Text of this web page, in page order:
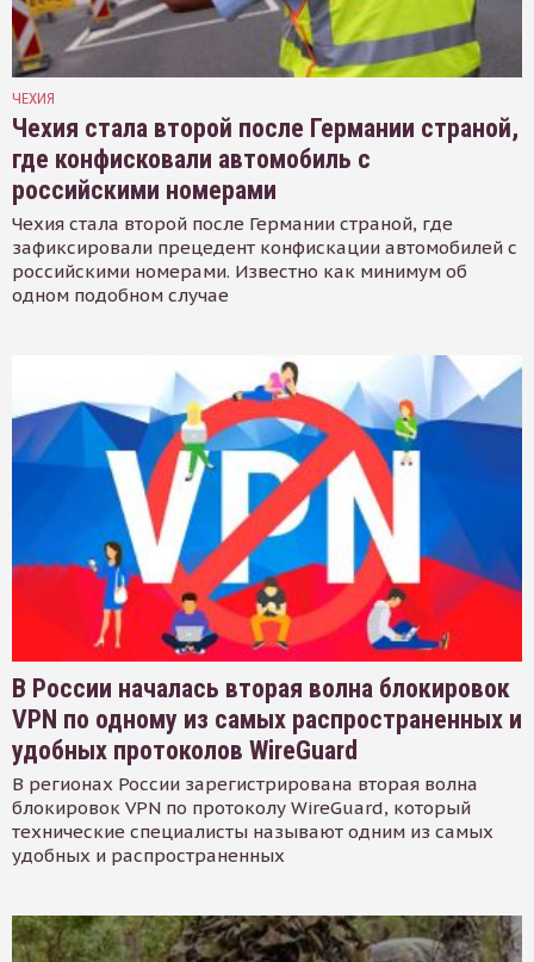
ЧЕХИЯ
Чехия стала второй после Германии страной,
где конфисковали автомобиль с
российскими номерами
Чехия стала второй после Германии страной, где
зафиксировали прецедент конфискации автомобилей с
российскими номерами. Известно как минимум об
одном подобном случае
В России началась вторая волна блокировок
VPN по одному из самых распространенных и
удобных протоколов WireGuard
В регионах России зарегистрирована вторая волна
блокировок VPN по протоколу WireGuard, который
технические специалисты называют одним из самых
удобных и распространенных